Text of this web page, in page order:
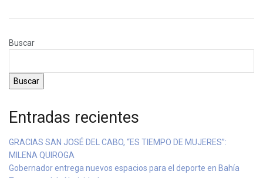
Buscar
Buscar
Entradas recientes
GRACIAS SAN JOSÉ DEL CABO, “ES TIEMPO DE MUJERES”:
MILENA QUIROGA
Gobernador entrega nuevos espacios para el deporte en Bahía